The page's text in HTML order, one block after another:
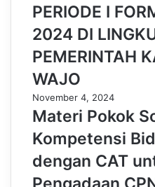
PERIODE I
2024 DI
PEMERINTAH
WAJO
November 4, 2024
Materi Pokok
Kompetensi
dengan CAT